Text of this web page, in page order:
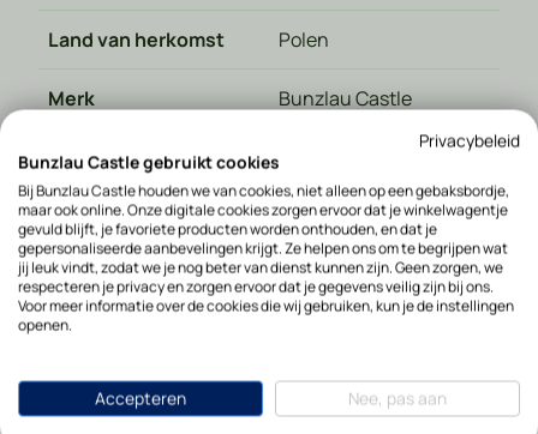
Land van herkomst Polen
Merk Bunzlau Castle
De verhalen van onze fans
Gemiddelde score
Op basis van 1 review
Privacybeleid
Bunzlau Castle gebruikt cookies
Bij Bunzlau Castle houden we van cookies, niet alleen op een gebaksbordje,
maar ook online. Onze digitale cookies zorgen ervoor dat je winkelwagentje
gevuld blijft, je favoriete producten worden onthouden, en dat je
gepersonaliseerde aanbevelingen krijgt. Ze helpen ons om te begrijpen wat
jij leuk vindt, zodat we je nog beter van dienst kunnen zijn. Geen zorgen, we
respecteren je privacy en zorgen ervoor dat je gegevens veilig zijn bij ons.
Voor meer informatie over de cookies die wij gebruiken, kun je de instellingen
openen.
Accepteren Nee, pas aan